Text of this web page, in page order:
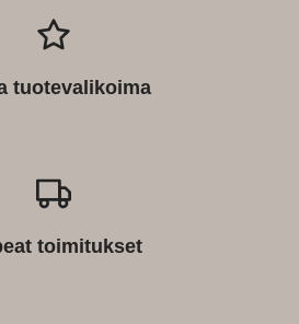
tuotevalikoima
toimitukset